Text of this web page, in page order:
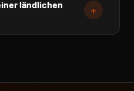
ihr kontinuierlich und
ländlichen
+
in eurem Umkreis, auch